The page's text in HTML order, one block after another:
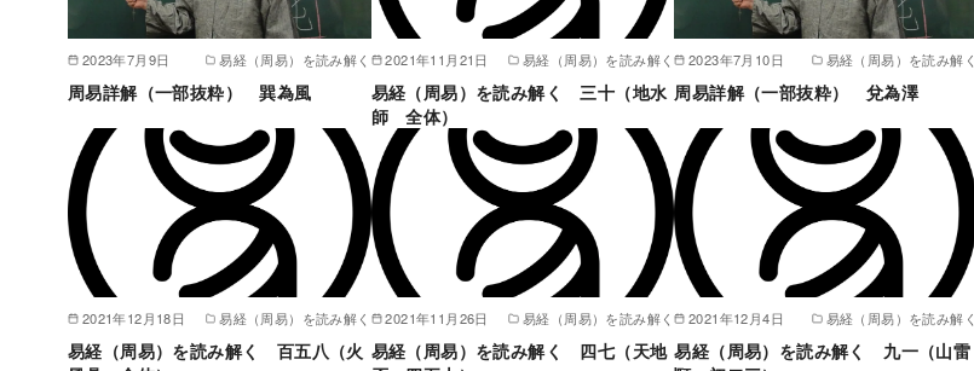
2023年7月9日 易経（周易）を読み解く
周易詳解（一部抜粋） 巽為風
2021年11月21日 易経（周易）を読み解く
易経（周易）を読み解く 三十（地水
師 全体）
2023年7月10日 易経（周易）を読み解く
周易詳解（一部抜粋） 兌為澤
2021年12月18日 易経（周易）を読み解く
易経（周易）を読み解く 百五八（火
2021年11月26日 易経（周易）を読み解く
易経（周易）を読み解く 四七（天地
2021年12月4日 易経（周易）を読み解く
易経（周易）を読み解く 九一（山雷